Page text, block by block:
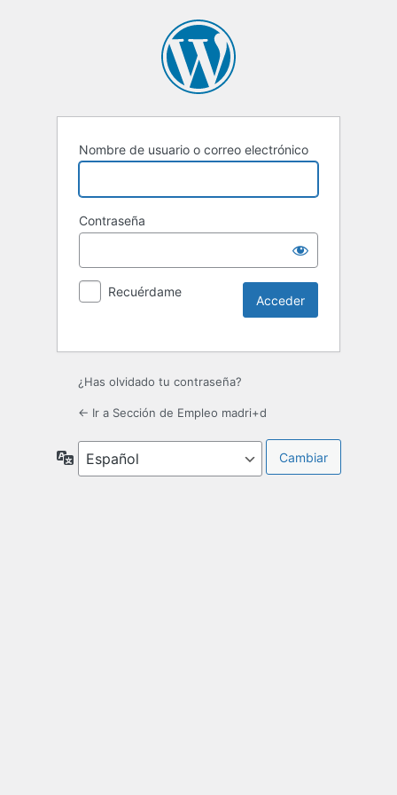
Nombre de usuario o correo electrónico
Contraseña
Recuérdame
¿Has olvidado tu contraseña?
← Ir a Sección de Empleo madri+d
Idioma